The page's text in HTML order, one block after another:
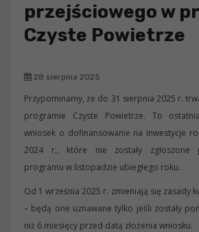
przejściowego w
Czyste Powietrze
28 sierpnia 2025
Przypominamy, że do 31 sierpnia 2025 r.
programie Czyste Powietrze. To
wniosek o dofinansowanie na inwestycje
2024 r., które nie zostały zgłoszone
programu w listopadzie ubiegłego roku.
Od 1 września 2025 r. zmieniają się zasady
– będą one uznawane tylko jeśli zostały
niż 6 miesięcy przed datą złożenia wniosku.